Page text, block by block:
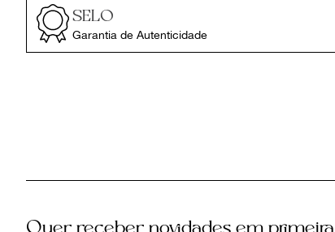
SELO
Garantia de Autenticidade